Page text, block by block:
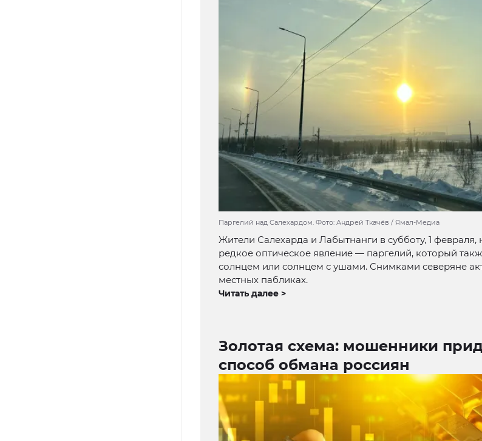
Паргелий над Салехардом. Фото: Андрей Ткачёв / Ямал-Медиа
Жители Салехарда и Лабытнанги в субботу, 1
редкое оптическое явление — паргелий, который
солнцем или солнцем с ушами. Снимками северяне
местных пабликах.
Читать далее >
Золотая схема: мошенники
способ обмана россиян